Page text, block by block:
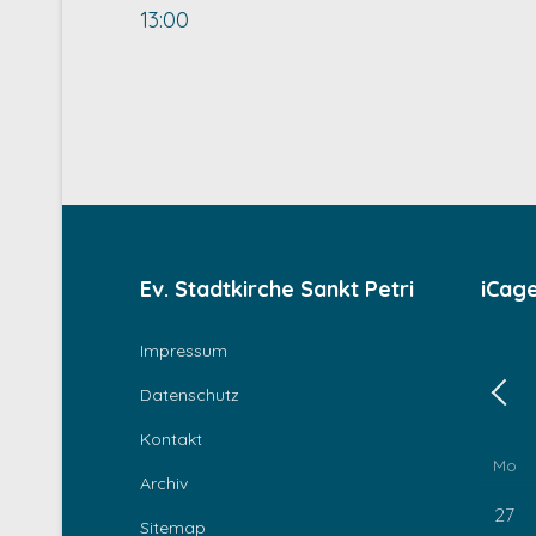
13:00
Ev. Stadtkirche Sankt Petri
Impressum
Datenschutz
Kontakt
Archiv
Sitemap
Mo
27